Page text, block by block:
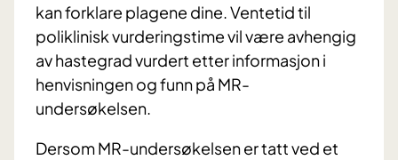
kan forklare plagene dine. Ventetid til
poliklinisk vurderingstime vil være avhengig
av hastegrad vurdert etter informasjon i
henvisningen og funn på MR-
undersøkelsen.
Dersom MR-undersøkelsen er tatt ved et